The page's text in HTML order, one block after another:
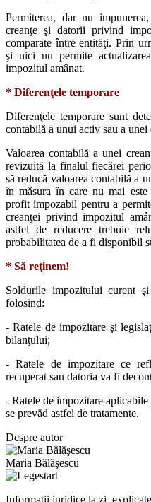
Permiterea, dar nu
creanţe şi datorii privind
comparate între entităţi. Prin
şi nici nu permite
impozitul amânat.
* Diferenţele temporare
Diferenţele temporare sunt
contabilă a unui activ sau a unei
Valoarea contabilă a unei
revizuită la finalul fiecărei
să reducă valoarea contabilă a
în măsura în care nu mai
profit impozabil pentru a
creanţei privind impozitul
astfel de reducere trebuie
probabilitatea de a fi disponibil
* Să reţinem!
Soldurile impozitului curent
folosind:
- Ratele de impozitare şi
bilanţului;
- Ratele de impozitare ce
recuperat sau datoria va fi
- Ratele de impozitare
se prevăd astfel de tratamente.
Despre autor
Maria Bălăşescu
Informații juridice la zi,